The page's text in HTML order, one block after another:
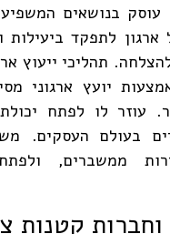
עוסק בנושאים
ארגון לתפקד
תהליכי ייעוץ
יועץ ארגוני
עוזר לו לפתח
בעולם העסקים.
ממשברים,
קטנות